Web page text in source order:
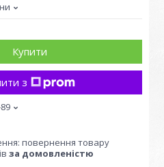
Купити
з
повернення товару
за домовленістю